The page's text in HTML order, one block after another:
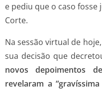
e pediu que o caso
Corte.
Na sessão virtual de
sua decisão que
novos depoimentos
revelaram a